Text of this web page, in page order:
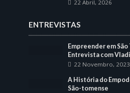
22 Abril, 2026
ENTREVISTAS
Empreender em
Entrevista com
22 Novembro, 2023
A História do
São-tomense